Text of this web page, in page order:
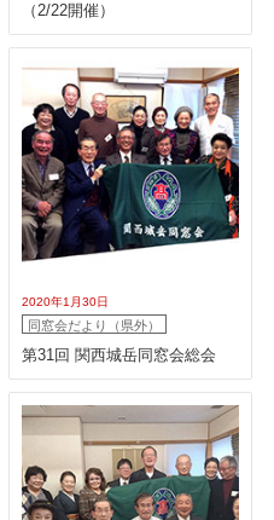
（2/22開催）
2020年1月30日
同窓会だより（県外）
第31回 関西城岳同窓会総会